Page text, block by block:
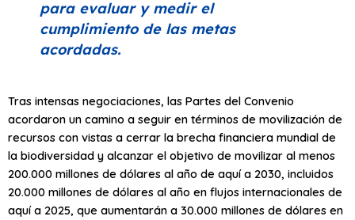
para evaluar y medir el
cumplimiento de las metas
acordadas.
Tras intensas negociaciones, las Partes del Convenio
acordaron un camino a seguir en términos de movilización de
recursos con vistas a cerrar la brecha financiera mundial de
la biodiversidad y alcanzar el objetivo de movilizar al menos
200.000 millones de dólares al año de aquí a 2030, incluidos
20.000 millones de dólares al año en flujos internacionales de
aquí a 2025, que aumentarán a 30.000 millones de dólares en